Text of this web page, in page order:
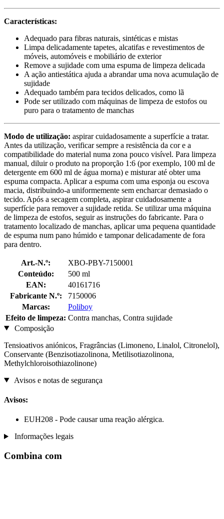
Características:
Adequado para fibras naturais, sintéticas e mistas
Limpa delicadamente tapetes, alcatifas e revestimentos de
móveis, automóveis e mobiliário de exterior
Remove a sujidade com uma espuma de limpeza delicada
A ação antiestática ajuda a abrandar uma nova acumulação de
sujidade
Adequado também para tecidos delicados, como lã
Pode ser utilizado com máquinas de limpeza de estofos ou
puro para o tratamento de manchas
Modo de utilização: aspirar cuidadosamente a superfície a tratar.
Antes da utilização, verificar sempre a resistência da cor e a
compatibilidade do material numa zona pouco visível. Para limpeza
manual, diluir o produto na proporção 1:6 (por exemplo, 100 ml de
detergente em 600 ml de água morna) e misturar até obter uma
espuma compacta. Aplicar a espuma com uma esponja ou escova
macia, distribuindo-a uniformemente sem encharcar demasiado o
tecido. Após a secagem completa, aspirar cuidadosamente a
superfície para remover a sujidade retida. Se utilizar uma máquina
de limpeza de estofos, seguir as instruções do fabricante. Para o
tratamento localizado de manchas, aplicar uma pequena quantidade
de espuma num pano húmido e tamponar delicadamente de fora
para dentro.
Art.-N.º:
XBO-PBY-7150001
Conteúdo:
500 ml
EAN:
40161716
Fabricante N.º:
7150006
Marcas:
Poliboy
Efeito de limpeza: Contra manchas, Contra sujidade
Composição
Tensioativos aniónicos, Fragrâncias (Limoneno, Linalol, Citronelol),
Conservante (Benzisotiazolinona, Metilisotiazolinona,
Methylchloroisothiazolinone)
Avisos e notas de segurança
Avisos:
EUH208 - Pode causar uma reação alérgica.
Informações legais
Combina com